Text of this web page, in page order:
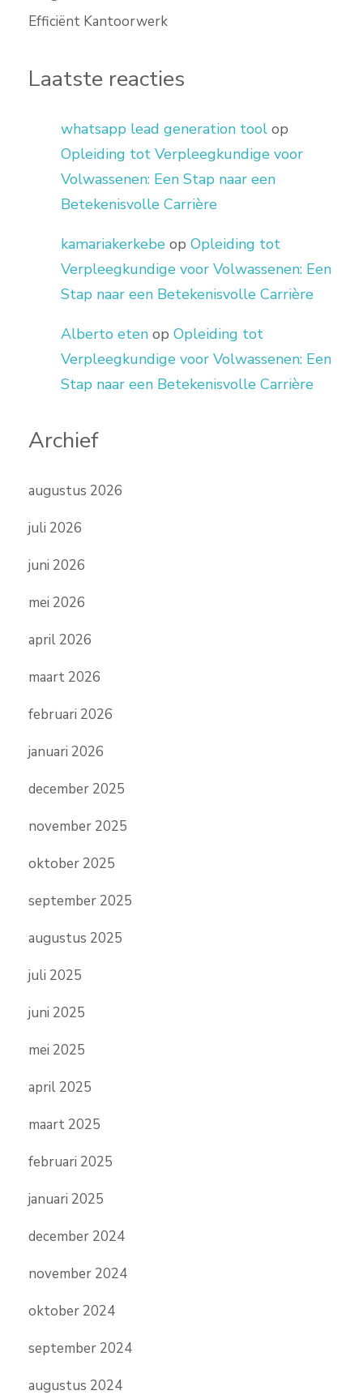
Efficiënt Kantoorwerk
Laatste reacties
whatsapp lead generation tool op
Opleiding tot Verpleegkundige voor
Volwassenen: Een Stap naar een
Betekenisvolle Carrière
kamariakerkebe op Opleiding tot
Verpleegkundige voor Volwassenen: Een
Stap naar een Betekenisvolle Carrière
Alberto eten op Opleiding tot
Verpleegkundige voor Volwassenen: Een
Stap naar een Betekenisvolle Carrière
Archief
augustus 2026
juli 2026
juni 2026
mei 2026
april 2026
maart 2026
februari 2026
januari 2026
december 2025
november 2025
oktober 2025
september 2025
augustus 2025
juli 2025
juni 2025
mei 2025
april 2025
maart 2025
februari 2025
januari 2025
december 2024
november 2024
oktober 2024
september 2024
augustus 2024